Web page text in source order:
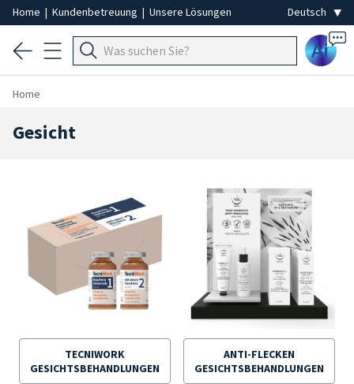
Home | Kundenbetreuung | Unsere Lösungen
Ai
Home
Gesicht
TECNIWORK
GESICHTSBEHANDLUNGEN
ANTI-FLECKEN
GESICHTSBEHANDLUNGEN